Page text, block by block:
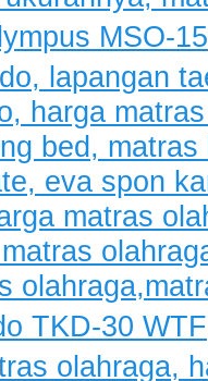
MSO-15
TKD-30 WTF